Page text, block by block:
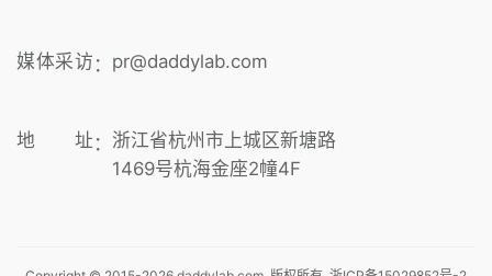
媒体采访 ： pr@daddylab.com
地 址 ： 浙江省杭州市上城区新塘路
1469号杭海金座2幢4F